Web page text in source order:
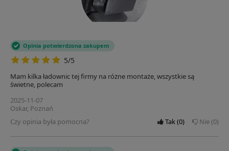
5/5
Opinia potwierdzona zakupem
Mam kilka ładownic tej firmy na różne montaże, wszystkie są
świetne, polecam
2025-11-07
Oskar, Poznań
Czy opinia była pomocna?
Tak 0 Nie 0